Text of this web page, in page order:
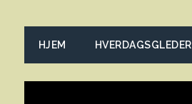
HJEM HVERDAGSGLEDER